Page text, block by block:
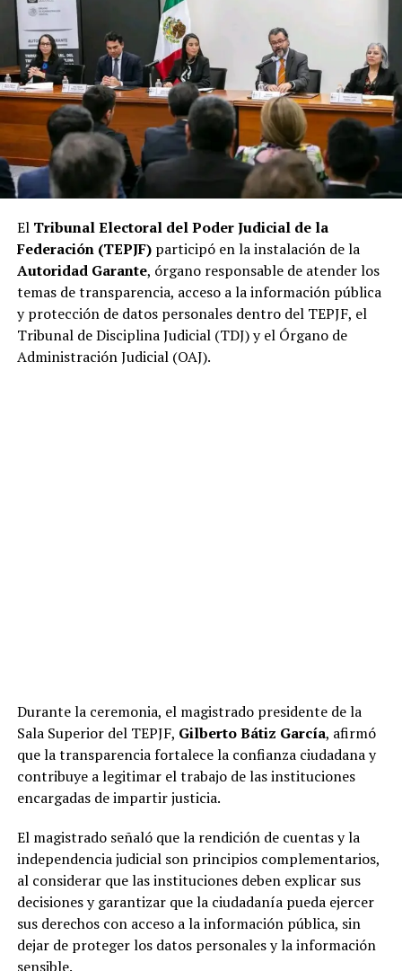
El Tribunal Electoral del Poder Judicial de la
Federación (TEPJF)participó en la instalación de la
Autoridad Garante, órgano responsable de atender los
temas de transparencia, acceso a la información pública
y protección de datos personales dentro del TEPJF, el
Tribunal de Disciplina Judicial (TDJ) y el Órgano de
Administración Judicial (OAJ).
Durante la ceremonia, el magistrado presidente de la
Sala Superior del TEPJF, Gilberto Bátiz García, afirmó
que la transparencia fortalece la confianza ciudadana y
contribuye a legitimar el trabajo de las instituciones
encargadas de impartir justicia.
El magistrado señaló que la rendición de cuentas y la
independencia judicial son principios complementarios,
al considerar que las instituciones deben explicar sus
decisiones y garantizar que la ciudadanía pueda ejercer
sus derechos con acceso a la información pública, sin
dejar de proteger los datos personales y la información
sensible.